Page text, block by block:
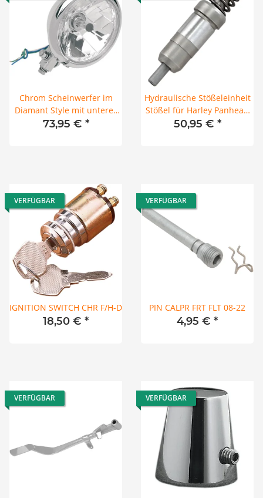
Chrom Scheinwerfer im
Diamant Style mit unterer
Befestigung 14,5 cm (5-3/4")
73,95 € *
Hydraulische Stößeleinheit
Stößel für Harley Panhead
Shovelhead 53-84
50,95 € *
VERFÜGBAR
IGNITION SWITCH CHR F/H-D
18,50 € *
VERFÜGBAR
PIN CALPR FRT FLT 08-22
4,95 € *
VERFÜGBAR VERFÜGBAR